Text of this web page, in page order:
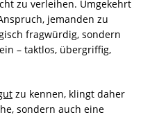
zu verleihen. Umgekehrt
jemanden zu
fragwürdig, sondern
– taktlos, übergriffig,
zu kennen, klingt daher
sondern auch eine